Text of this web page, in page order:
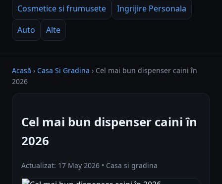
Cosmetice si frumusete
Ingrijire Personala
Auto
Alte
Acasă › Casa Si Gradina › Cel mai bun dispenser caini în
2026
Cel mai bun dispenser caini în
2026
Actualizat: 17 May 2026 • Casa si gradina